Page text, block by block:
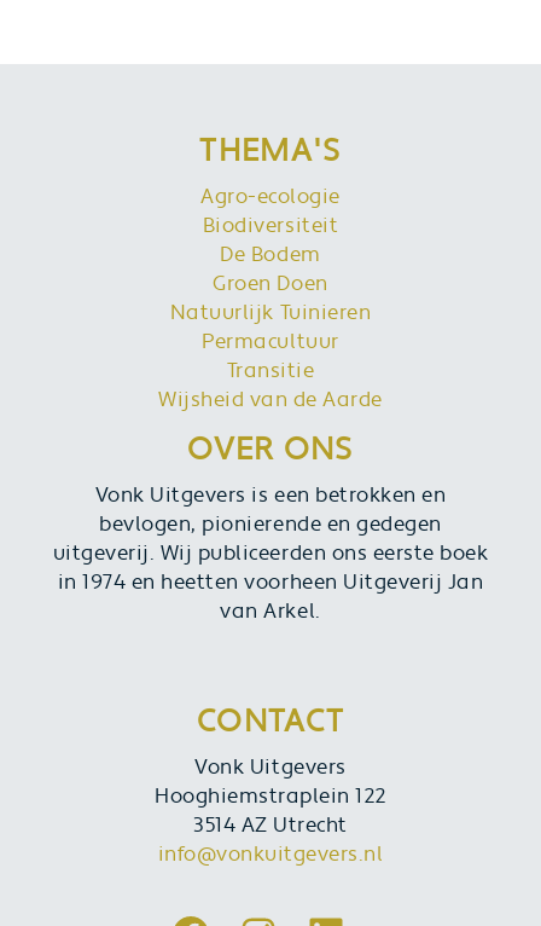
THEMA'S
Agro-ecologie
Biodiversiteit
De Bodem
Groen Doen
Natuurlijk Tuinieren
Permacultuur
Transitie
Wijsheid van de Aarde
OVER ONS
Vonk Uitgevers is een betrokken en
bevlogen, pionierende en gedegen
uitgeverij. Wij publiceerden ons eerste boek
in 1974 en heetten voorheen Uitgeverij Jan
van Arkel.
CONTACT
Vonk Uitgevers
Hooghiemstraplein 122
3514 AZ Utrecht
info@vonkuitgevers.nl